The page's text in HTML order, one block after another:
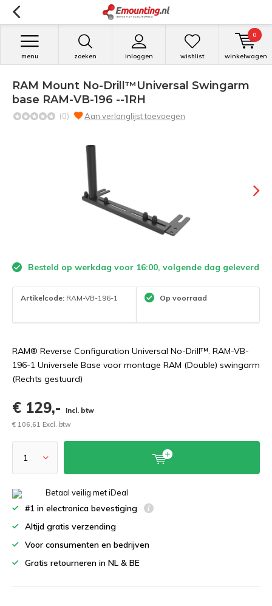
zoeken inloggen
menu wishlist winkelwagen
0
RAM Mount No-Drill™Universal Swingarm
base RAM-VB-196 --1RH
(0) Aan verlanglijst toevoegen
Besteld op werkdag voor 16:00, volgende dag geleverd
Artikelcode: RAM-VB-196-1 Op voorraad
RAM® Reverse Configuration Universal No-Drill™. RAM-VB-
196-1 Universele Base voor montage RAM (Double) swingarm
(Rechts gestuurd)
€ 129,-
Incl. btw
€ 106,61 Excl. btw
Betaal veilig met iDeal
#1 in electronica bevestiging
Altijd gratis verzending
Voor consumenten en bedrijven
Gratis retourneren in NL & BE